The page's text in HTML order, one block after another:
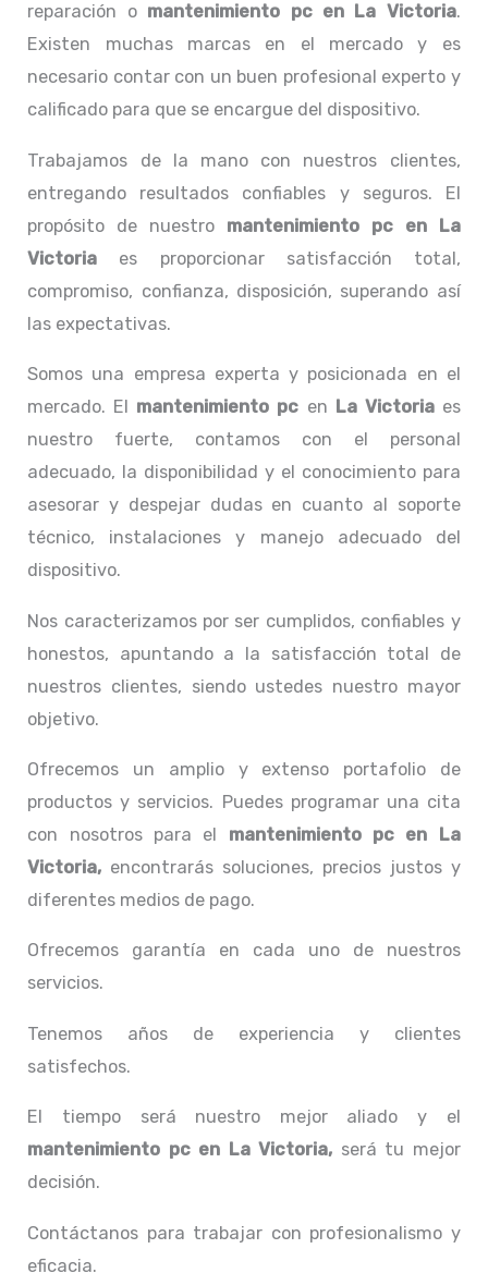
reparación o mantenimiento pc en La Victoria.
Existen muchas marcas en el mercado y es
necesario contar con un buen profesional experto y
calificado para que se encargue del dispositivo.
Trabajamos de la mano con nuestros clientes,
entregando resultados confiables y seguros. El
propósito de nuestro mantenimiento pc en La
Victoria es proporcionar satisfacción total,
compromiso, confianza, disposición, superando así
las expectativas.
Somos una empresa experta y posicionada en el
mercado. El mantenimiento pc en La Victoriaes
nuestro fuerte, contamos con el personal
adecuado, la disponibilidad y el conocimiento para
asesorar y despejar dudas en cuanto al soporte
técnico, instalaciones y manejo adecuado del
dispositivo.
Nos caracterizamos por ser cumplidos, confiables y
honestos, apuntando a la satisfacción total de
nuestros clientes, siendo ustedes nuestro mayor
objetivo.
Ofrecemos un amplio y extenso portafolio de
productos y servicios. Puedes programar una cita
con nosotros para el mantenimiento pc en La
Victoria, encontrarás soluciones, precios justos y
diferentes medios de pago.
Ofrecemos garantía en cada uno de nuestros
servicios.
Tenemos años de experiencia y clientes
satisfechos.
El tiempo será nuestro mejor aliado y el
mantenimiento pc en La Victoria, será tu mejor
decisión.
Contáctanos para trabajar con profesionalismo y
eficacia.